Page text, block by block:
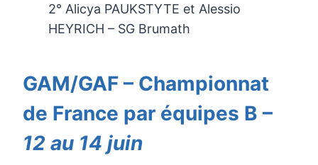
2° Alicya PAUKSTYTE et Alessio
HEYRICH – SG Brumath
GAM/GAF – Championnat
de France par équipes B –
12 au 14 juin